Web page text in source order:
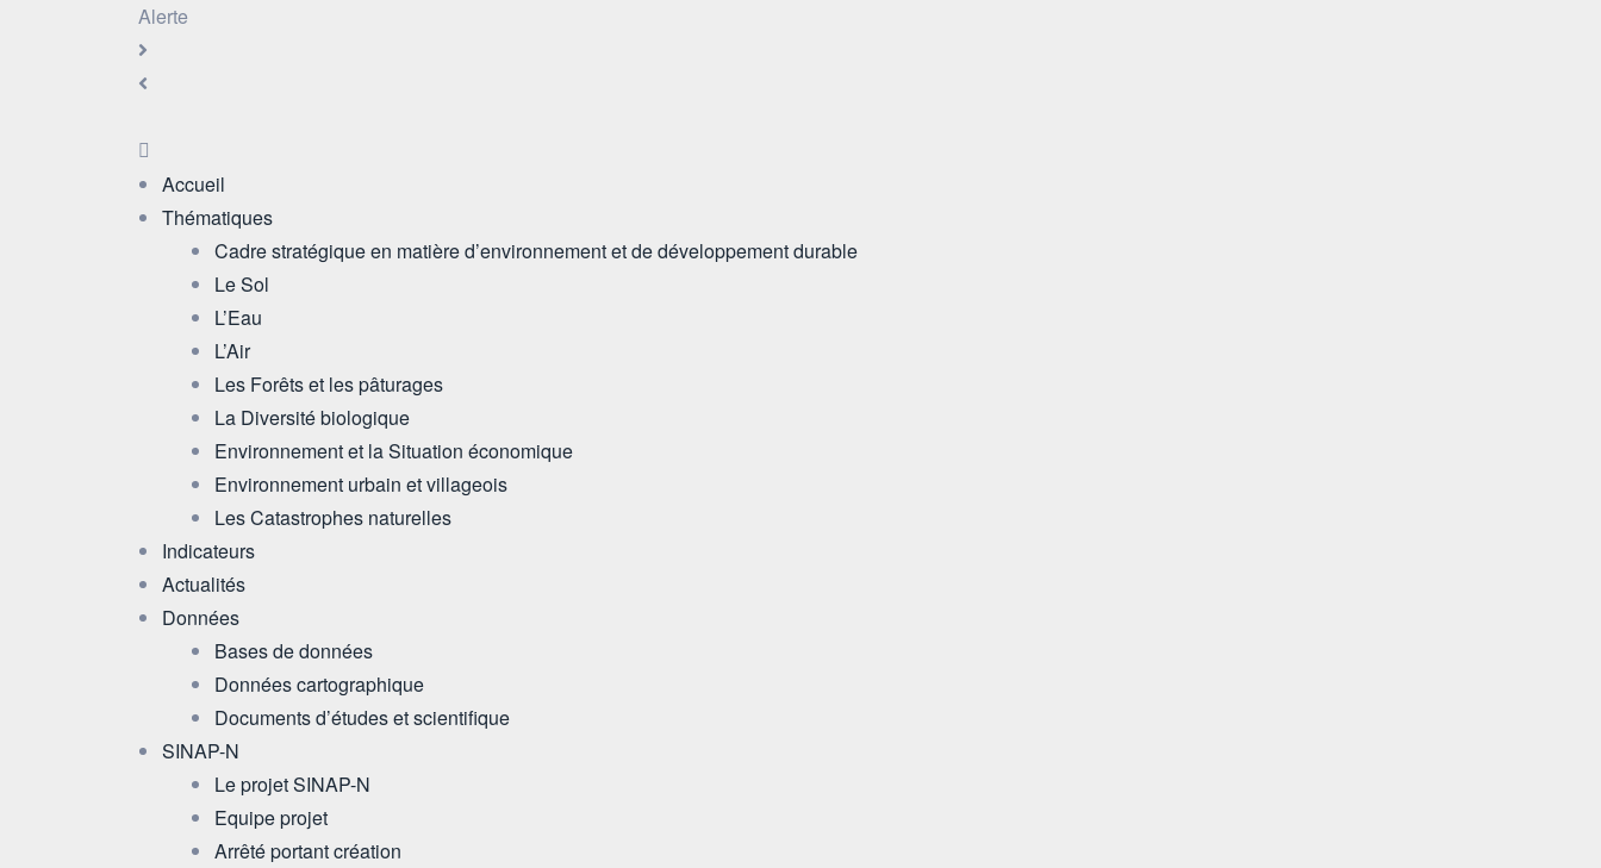
Alerte
Accueil
Thématiques
Cadre stratégique en matière d’environnement et de développement durable
Le Sol
L’Eau
L’Air
Les Forêts et les pâturages
La Diversité biologique
Environnement et la Situation économique
Environnement urbain et villageois
Les Catastrophes naturelles
Indicateurs
Actualités
Données
Bases de données
Données cartographique
Documents d’études et scientifique
SINAP-N
Le projet SINAP-N
Equipe projet
Arrêté portant création